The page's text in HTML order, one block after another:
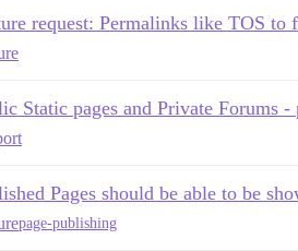
request: Permalinks like TOS to
Static pages and Private Forums -
Pages should be able to be
page-publishing